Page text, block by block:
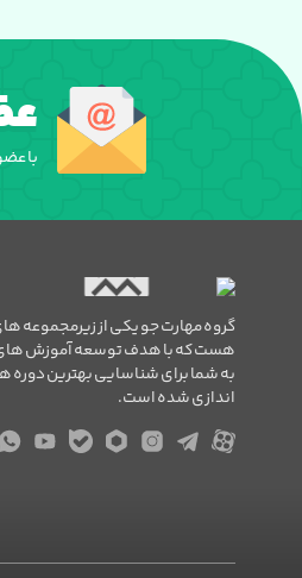
با
گروه مهارت جو یکی از زیرمجموعه
هست که با هدف توسعه آموزش
به شما برای شناسایی بهترین دوره
اندازی شده است.